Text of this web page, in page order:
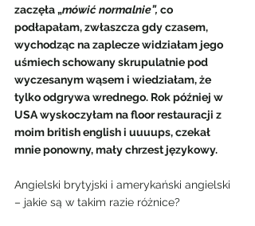
zaczęła „mówić normalnie”, co
podłapałam, zwłaszcza gdy czasem,
wychodząc na zaplecze widziałam jego
uśmiech schowany skrupulatnie pod
wyczesanym wąsem i wiedziałam, że
tylko odgrywa wrednego. Rok później w
USA wyskoczyłam na floor restauracji z
moim british english i uuuups, czekał
mnie ponowny, mały chrzest językowy.
Angielski brytyjski i amerykański angielski
– jakie są w takim razie różnice?